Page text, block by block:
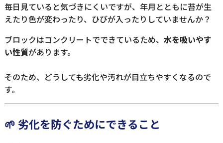
毎日見ていると気づきにくいですが、年月とともに苔が生
えたり色が変わったり、ひびが入ったりしていませんか？
ブロックはコンクリートでできているため、 水を吸いやす
い性質があります。
そのため、どうしても劣化や汚れが目立ちやすくなるので
す。
🌱 劣化を防ぐためにできること